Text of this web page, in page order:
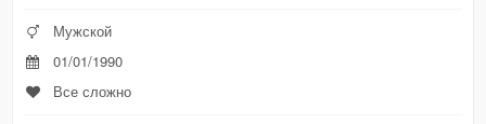
Мужской
01/01/1990
Все сложно